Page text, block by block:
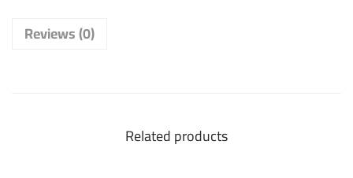
Reviews (0)
Related products